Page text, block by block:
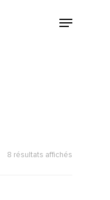
8 résultats affichés